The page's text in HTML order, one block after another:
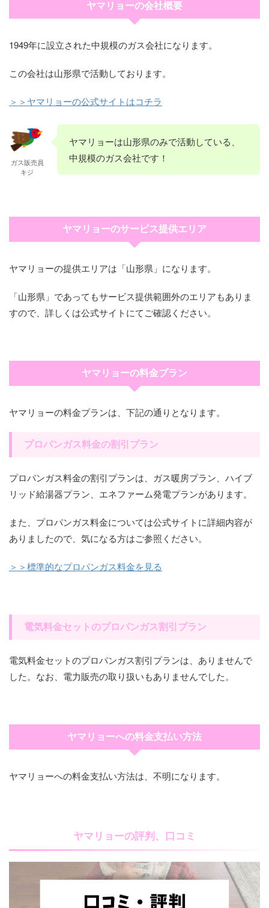
ヤマリョーの会社概要
1949年に設立された中規模のガス会社になります。
この会社は山形県で活動しております。
＞＞ヤマリョーの公式サイトはコチラ
ガス販売員
キジ
ヤマリョーは山形県のみで活動している、
中規模のガス会社です！
ヤマリョーのサービス提供エリア
ヤマリョーの提供エリアは「山形県」になります。
「山形県」であってもサービス提供範囲外のエリアもありま
すので、詳しくは公式サイトにてご確認ください。
ヤマリョーの料金プラン
ヤマリョーの料金プランは、下記の通りとなります。
プロパンガス料金の割引プラン
プロパンガス料金の割引プランは、ガス暖房プラン、ハイブ
リッド給湯器プラン、エネファーム発電プランがあります。
また、プロパンガス料金については公式サイトに詳細内容が
ありましたので、気になる方はご参照ください。
＞＞標準的なプロパンガス料金を見る
電気料金セットのプロパンガス割引プラン
電気料金セットのプロパンガス割引プランは、ありませんで
した。なお、電力販売の取り扱いもありませんでした。
ヤマリョーへの料金支払い方法
ヤマリョーへの料金支払い方法は、不明になります。
ヤマリョーの評判、口コミ